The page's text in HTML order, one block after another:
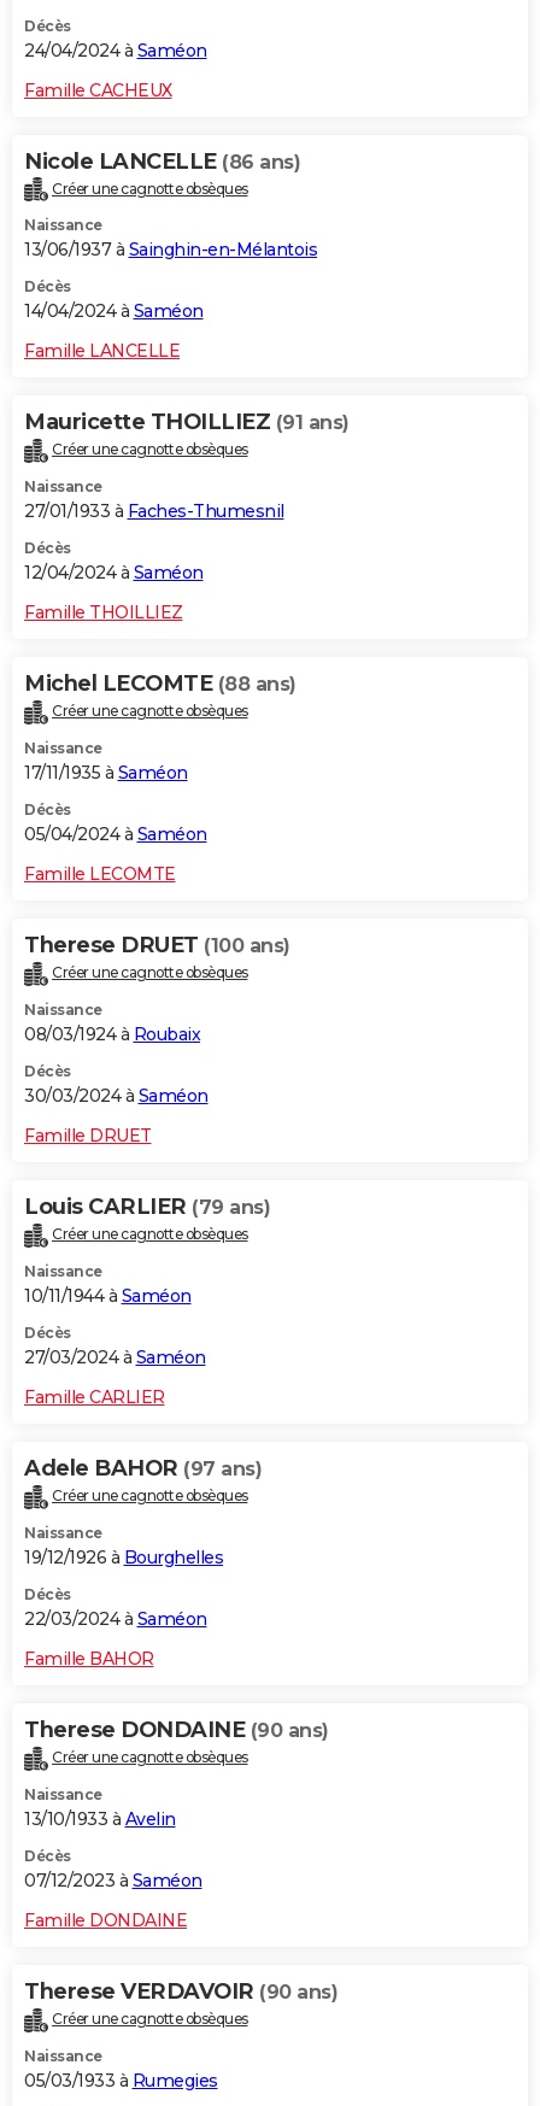
Décès
24/04/2024 à Saméon
Famille CACHEUX
Nicole LANCELLE (86 ans)
Créer une cagnotte obsèques
Naissance
13/06/1937 à Sainghin-en-Mélantois
Décès
14/04/2024 à Saméon
Famille LANCELLE
Mauricette THOILLIEZ (91 ans)
Créer une cagnotte obsèques
Naissance
27/01/1933 à Faches-Thumesnil
Décès
12/04/2024 à Saméon
Famille THOILLIEZ
Michel LECOMTE (88 ans)
Créer une cagnotte obsèques
Naissance
17/11/1935 à Saméon
Décès
05/04/2024 à Saméon
Famille LECOMTE
Therese DRUET (100 ans)
Créer une cagnotte obsèques
Naissance
08/03/1924 à Roubaix
Décès
30/03/2024 à Saméon
Famille DRUET
Louis CARLIER (79 ans)
Créer une cagnotte obsèques
Naissance
10/11/1944 à Saméon
Décès
27/03/2024 à Saméon
Famille CARLIER
Adele BAHOR (97 ans)
Créer une cagnotte obsèques
Naissance
19/12/1926 à Bourghelles
Décès
22/03/2024 à Saméon
Famille BAHOR
Therese DONDAINE (90 ans)
Créer une cagnotte obsèques
Naissance
13/10/1933 à Avelin
Décès
07/12/2023 à Saméon
Famille DONDAINE
Therese VERDAVOIR (90 ans)
Créer une cagnotte obsèques
Naissance
05/03/1933 à Rumegies